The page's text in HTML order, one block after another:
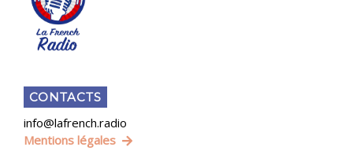
CONTACTS
info@lafrench.radio
Mentions légales